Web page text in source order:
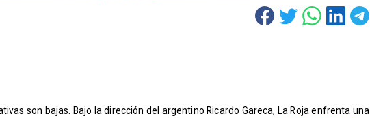
son bajas. Bajo la dirección del argentino Ricardo Gareca, La Roja enfrenta una